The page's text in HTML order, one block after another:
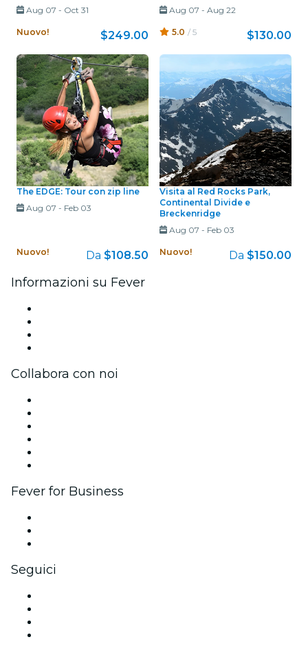
Aug 07 - Oct 31
Nuovo! $249.00
Aug 07 - Aug 22
5.0 / 5 $130.00
The EDGE: Tour con zip line
Aug 07 - Feb 03
Nuovo! Da $108.50
Visita al Red Rocks Park,
Continental Divide e
Breckenridge
Aug 07 - Feb 03
Nuovo! Da $150.00
Informazioni su Fever
Collabora con noi
Fever for Business
Seguici